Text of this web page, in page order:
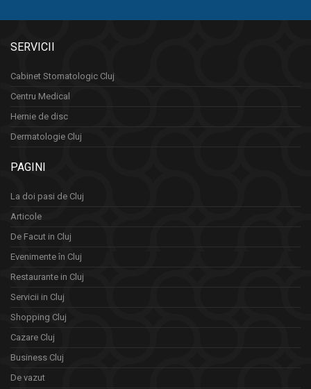
SERVICII
Cabinet Stomatologic Cluj
Centru Medical
Hernie de disc
Dermatologie Cluj
PAGINI
La doi pasi de Cluj
Articole
De Facut in Cluj
Evenimente în Cluj
Restaurante in Cluj
Servicii in Cluj
Shopping Cluj
Cazare Cluj
Business Cluj
De vazut